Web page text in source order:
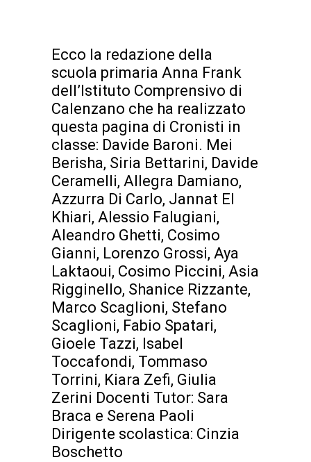
Ecco la redazione della
scuola primaria Anna Frank
dell’Istituto Comprensivo di
Calenzano che ha realizzato
questa pagina di Cronisti in
classe: Davide Baroni. Mei
Berisha, Siria Bettarini, Davide
Ceramelli, Allegra Damiano,
Azzurra Di Carlo, Jannat El
Khiari, Alessio Falugiani,
Aleandro Ghetti, Cosimo
Gianni, Lorenzo Grossi, Aya
Laktaoui, Cosimo Piccini, Asia
Rigginello, Shanice Rizzante,
Marco Scaglioni, Stefano
Scaglioni, Fabio Spatari,
Gioele Tazzi, Isabel
Toccafondi, Tommaso
Torrini, Kiara Zefi, Giulia
Zerini Docenti Tutor: Sara
Braca e Serena Paoli
Dirigente scolastica: Cinzia
Boschetto